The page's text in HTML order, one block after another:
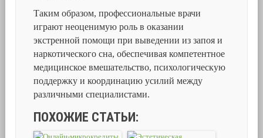
Таким образом, профессиональные врачи
играют неоценимую роль в оказании
экстренной помощи при выведении из запоя и
наркотического сна, обеспечивая компетентное
медицинское вмешательство, психологическую
поддержку и координацию усилий между
различными специалистами.
ПОХОЖИЕ СТАТЬИ: